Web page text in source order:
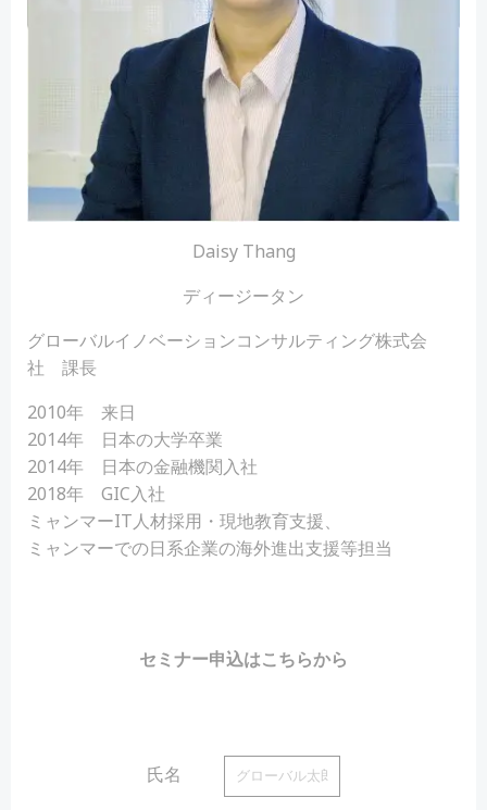
Daisy Thang
ディージータン
グローバルイノベーションコンサルティング株式会
社 課長
2010年 来日
2014年 日本の大学卒業
2014年 日本の金融機関入社
2018年 GIC入社
ミャンマーIT人材採用・現地教育支援、
ミャンマーでの日系企業の海外進出支援等担当
セミナー申込はこちらから
氏名 必須